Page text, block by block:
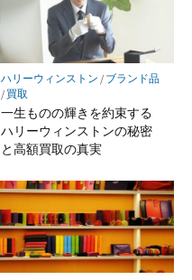
ハリーウィンストン / ブランド品
/ 買取
一生ものの輝きを約束する
ハリーウィンストンの秘密
と高額買取の真実